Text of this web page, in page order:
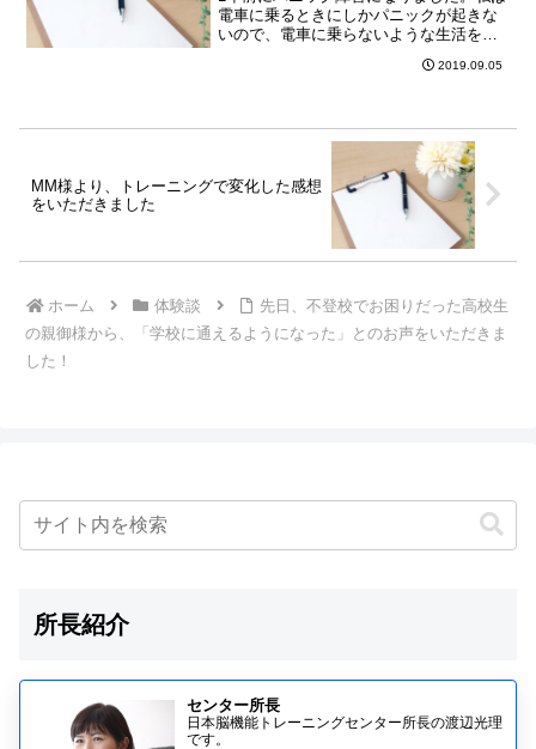
電車に乗るときにしかパニックが起きな
いので、電車に乗らないような生活をし
けないことがあるので困っていたとこ
2019.09.05
MM様より、トレーニングで変化した感想
をいただきました
ホーム 体験談
先日、不登校でお困りだった高校生
の親御様から、「学校に通えるようになった」とのお声をいただきま
した！
所長紹介
センター所長
日本脳機能トレーニングセンター所長の渡辺光理
です。